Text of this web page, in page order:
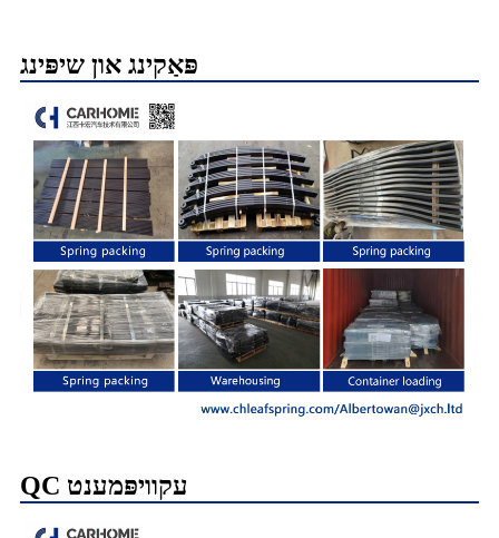
פּאַקינג און שיפּינג
QC עקוויפּמענט